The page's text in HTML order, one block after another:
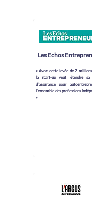
Les Echos
« Avec cette levée de 2 millions
la start-up veut étendre sa
d’assurance pour
l’ensemble des professions
»